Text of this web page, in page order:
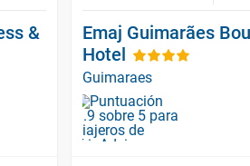
&
Emaj Guimarães
Hotel
Guimaraes